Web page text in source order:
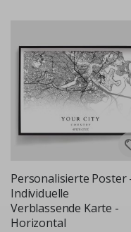
Personalisierte Poster
Individuelle
Verblassende Karte -
Horizontal